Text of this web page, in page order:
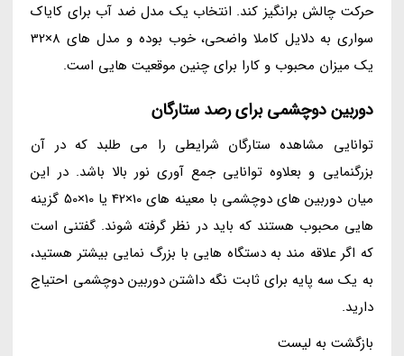
حرکت چالش برانگیز کند. انتخاب یک مدل ضد آب برای کایاک
سواری به دلایل کاملا واضحی، خوب بوده و مدل های 8×32
یک میزان محبوب و کارا برای چنین موقعیت هایی است.
دوربین دوچشمی برای رصد ستارگان
توانایی مشاهده ستارگان شرایطی را می طلبد که در آن
بزرگنمایی و بعلاوه توانایی جمع آوری نور بالا باشد. در این
میان دوربین های دوچشمی با معینه های 10×42 یا 10×50 گزینه
هایی محبوب هستند که باید در نظر گرفته شوند. گفتنی است
که اگر علاقه مند به دستگاه هایی با بزرگ نمایی بیشتر هستید،
به یک سه پایه برای ثابت نگه داشتن دوربین دوچشمی احتیاج
دارید.
بازگشت به لیست